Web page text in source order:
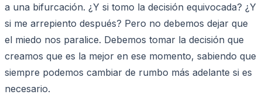
a una bifurcación. ¿Y si tomo la decisión equivocada? ¿Y
si me arrepiento después? Pero no debemos dejar que
el miedo nos paralice. Debemos tomar la decisión que
creamos que es la mejor en ese momento, sabiendo que
siempre podemos cambiar de rumbo más adelante si es
necesario.